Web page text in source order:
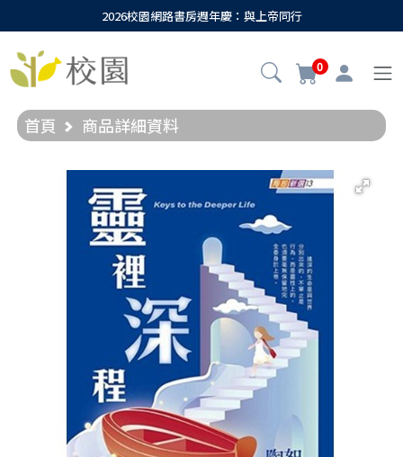
2026校園網路書房週年慶：與上帝同行
0
首頁 商品詳細資料